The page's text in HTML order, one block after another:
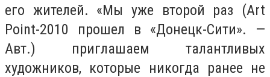
его жителей. «Мы уже второй раз (Art
Point-2010 прошел в «Донецк-Сити». —
Авт.) приглашаем талантливых
художников, которые никогда ранее не